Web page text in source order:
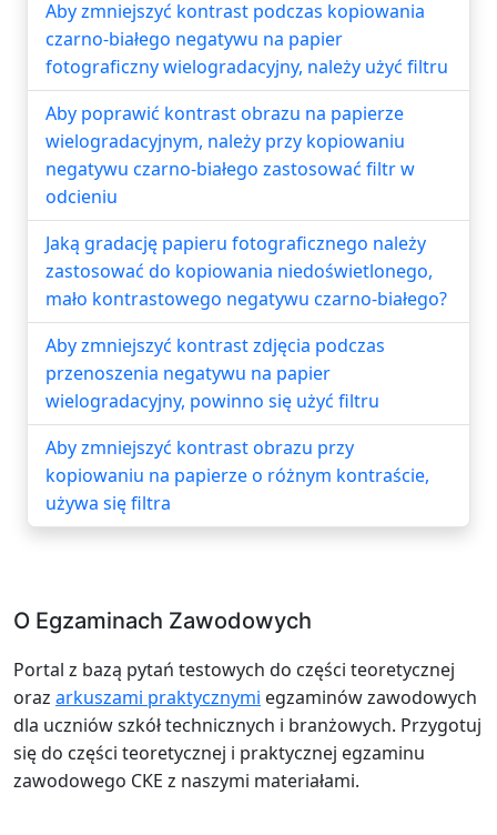
Aby zmniejszyć kontrast podczas kopiowania
czarno-białego negatywu na papier
fotograficzny wielogradacyjny, należy użyć filtru
Aby poprawić kontrast obrazu na papierze
wielogradacyjnym, należy przy kopiowaniu
negatywu czarno-białego zastosować filtr w
odcieniu
Jaką gradację papieru fotograficznego należy
zastosować do kopiowania niedoświetlonego,
mało kontrastowego negatywu czarno-białego?
Aby zmniejszyć kontrast zdjęcia podczas
przenoszenia negatywu na papier
wielogradacyjny, powinno się użyć filtru
Aby zmniejszyć kontrast obrazu przy
kopiowaniu na papierze o różnym kontraście,
używa się filtra
O Egzaminach Zawodowych
Portal z bazą pytań testowych do części teoretycznej
oraz arkuszami praktycznymi egzaminów zawodowych
dla uczniów szkół technicznych i branżowych. Przygotuj
się do części teoretycznej i praktycznej egzaminu
zawodowego CKE z naszymi materiałami.